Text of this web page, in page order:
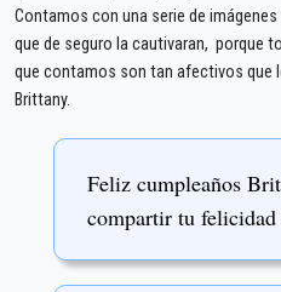
Contamos con una serie de
que de seguro la cautivaran, porque
que contamos son tan afectivos que
Brittany.
Feliz cumpleaños
compartir tu